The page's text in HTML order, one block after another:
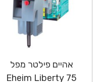
אהיים פילטר מפל
Eheim Liberty 75